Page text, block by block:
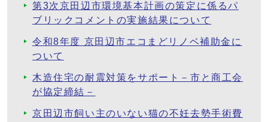
第3次京田辺市環境基本計画の策定に係るパ
ブリックコメントの実施結果について
令和8年度 京田辺市エコまどリノベ補助金に
ついて
木造住宅の耐震対策をサポート－市と商工会
が協定締結－
京田辺市飼い主のいない猫の不妊去勢手術費